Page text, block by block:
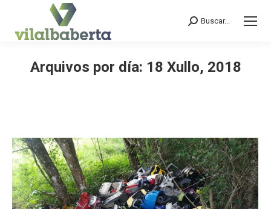
Search:
Buscar...
Arquivos por día: 18 Xullo, 2018